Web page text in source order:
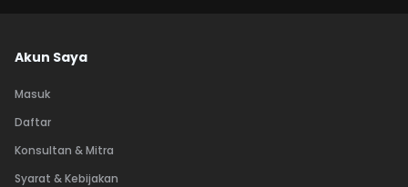
Akun Saya
Masuk
Daftar
Konsultan & Mitra
Syarat & Kebijakan